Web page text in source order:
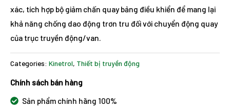
xác, tích hợp bộ giảm chấn quay bảng điều khiển để mang lại
khả năng chống dao động trơn tru đối với chuyển động quay
của trục truyền động/van.
Categories: Kinetrol, Thiết bị truyền động
Chính sách bán hàng
Sản phẩm chính hãng 100%